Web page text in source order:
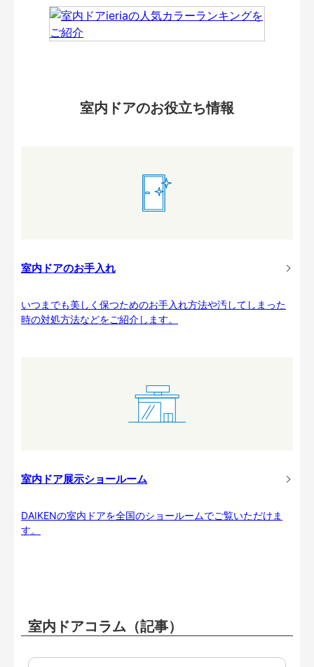
室内ドアのお役立ち情報
室内ドアのお手入れ
いつまでも美しく保つためのお手入れ方法や汚してしまった
時の対処方法などをご紹介します。
室内ドア展示ショールーム
DAIKENの室内ドアを全国のショールームでご覧いただけま
す。
室内ドアコラム（記事）